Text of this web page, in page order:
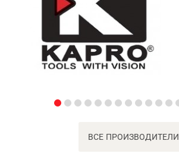
ВСЕ ПРОИЗВОДИТЕЛИ